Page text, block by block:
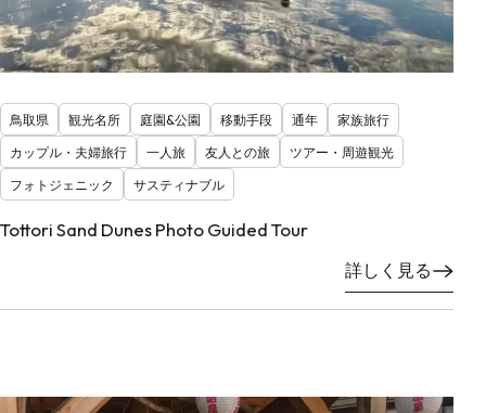
鳥取県 観光名所 庭園&公園 移動手段 通年
家族旅行
カップル・夫婦旅行
一人旅 友人との旅
ツアー・周遊観光
フォトジェニック
サスティナブル
Tottori Sand Dunes Photo Guided Tour
詳しく見る